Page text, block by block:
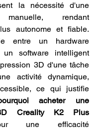
la nécessité d'une
manuelle, rendant
autonome et fiable.
entre un hardware
un software intelligent
3D d'une tâche
activité dynamique,
ce qui justifie
acheter une
Creality K2 Plus
une efficacité